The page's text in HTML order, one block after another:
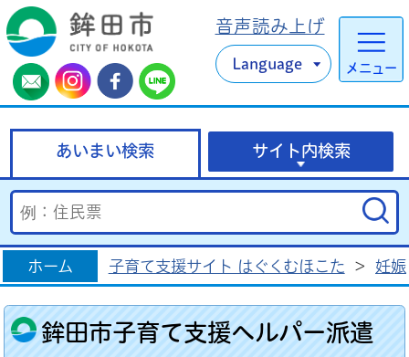
メニュー
音声読み上げ
Language
あいまい検索 サイト内検索
ホーム 子育て支援サイト はぐくむほこた > 妊
鉾田市子育て支援ヘルパー派遣